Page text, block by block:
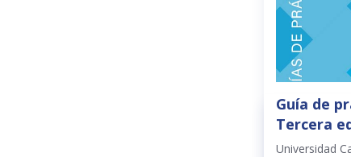
Guía de
Tercera
Universidad